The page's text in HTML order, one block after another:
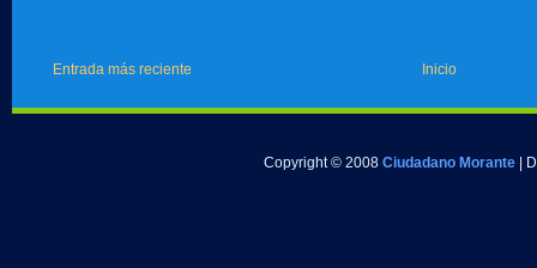
Entrada más reciente Inicio
Copyright © 2008 Ciudadano Morante |